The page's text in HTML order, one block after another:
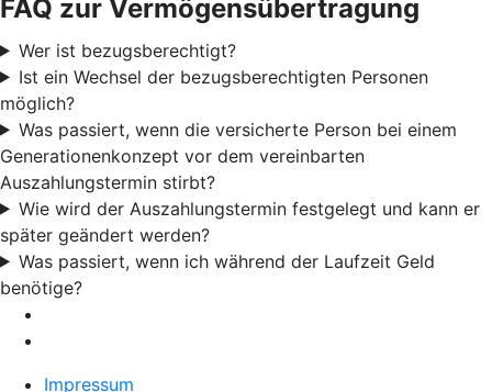
FAQ zur Vermögensübertragung
Wer ist bezugsberechtigt?
Ist ein Wechsel der bezugsberechtigten Personen
möglich?
Was passiert, wenn die versicherte Person bei einem
Generationenkonzept vor dem vereinbarten
Auszahlungstermin stirbt?
Wie wird der Auszahlungstermin festgelegt und kann er
später geändert werden?
Was passiert, wenn ich während der Laufzeit Geld
benötige?
Impressum